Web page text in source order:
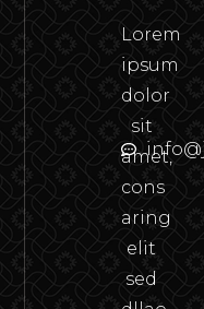
Lorem
ipsum
dolor
sit
amet,
cons
aring
elit
sed